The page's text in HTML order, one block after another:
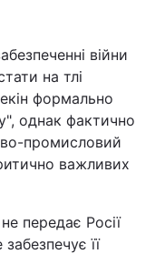
війни
на тлі
формально
однак фактично
промисловий
важливих
передає Росії
її